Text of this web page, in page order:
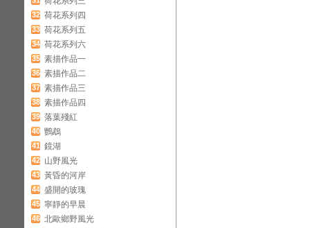
32 荷花系列四
33 荷花系列五
34 荷花系列六
35 素描作品一
36 素描作品二
37 素描作品三
38 素描作品四
39 落葉殘紅
40 鸚鵡
41 鏡湖
42 山野風光
43 黃昏的河岸
44 盛開的玻瑰
45 寧靜的早晨
46 北歐鄉野風光